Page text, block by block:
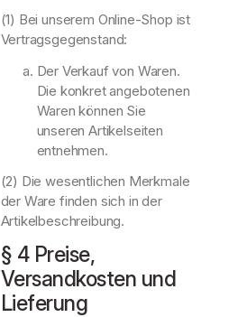
(1) Bei unserem Online-Shop ist
Vertragsgegenstand:
Der Verkauf von Waren.
Die konkret angebotenen
Waren können Sie
unseren Artikelseiten
entnehmen.
(2) Die wesentlichen Merkmale
der Ware finden sich in der
Artikelbeschreibung.
§ 4 Preise,
Versandkosten und
Lieferung